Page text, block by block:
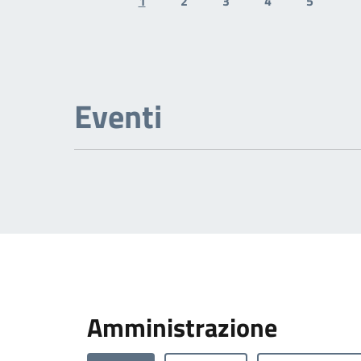
Previous page
Eventi
Amministrazione